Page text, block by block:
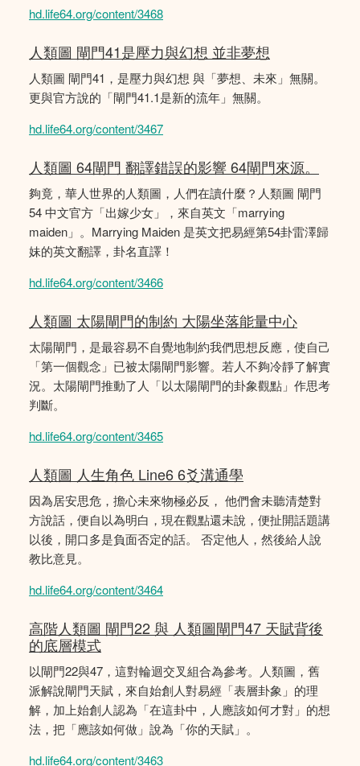
hd.life64.org/content/3468
人類圖 閘門41是壓力與幻想 並非夢想
人類圖 閘門41，是壓力與幻想 與「夢想、未來」無關。
更與官方說的「閘門41.1是新的流年」無關。
hd.life64.org/content/3467
人類圖 64閘門 翻譯錯誤的影響 64閘門來源。
夠竟，華人世界的人類圖，人們在讀什麼？人類圖 閘門
54 中文官方「出嫁少女」，來自英文「marrying
maiden」。Marrying Maiden 是英文把易經第54卦雷澤歸
妹的英文翻譯，卦名直譯！
hd.life64.org/content/3466
人類圖 太陽閘門的制約 大陽坐落能量中心
太陽閘門，是最容易不自覺地制約我們思想反應，使自己
「第一個觀念」已被太陽閘門影響。若人不夠冷靜了解實
況。太陽閘門推動了人「以太陽閘門的卦象觀點」作思考
判斷。
hd.life64.org/content/3465
人類圖 人生角色 Line6 6爻溝通學
因為居安思危，擔心未來物極必反， 他們會未聽清楚對
方說話，便自以為明白，現在觀點還未說，便扯開話題講
以後，開口多是負面否定的話。 否定他人，然後給人說
教比意見。
hd.life64.org/content/3464
高階人類圖 閘門22 與 人類圖閘門47 天賦背後
的底層模式
以閘門22與47，這對輪迴交叉組合為參考。人類圖，舊
派解說閘門天賦，來自始創人對易經「表層卦象」的理
解，加上始創人認為「在這卦中，人應該如何才對」的想
法，把「應該如何做」說為「你的天賦」。
hd.life64.org/content/3463